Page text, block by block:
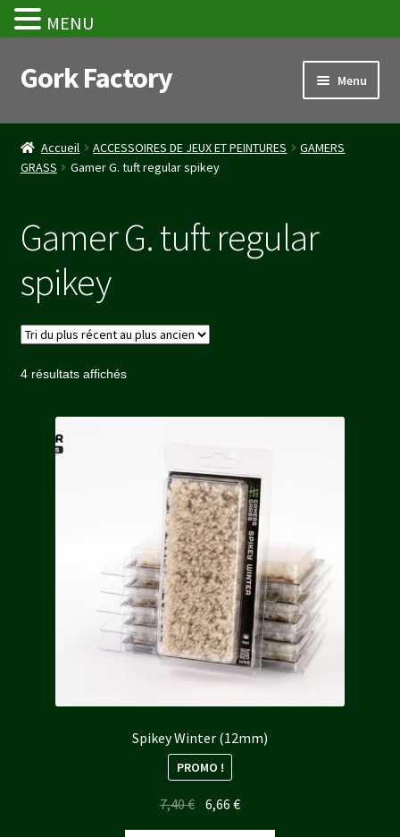
Aller
à
navigation
Aller
au
Gork Factory Menu
Accueil
CGV
Panier
Accueil ACCESSOIRES DE JEUX ET PEINTURES
GAMERS
GRASS
Gamer G. tuft regular spikey
Gamer G. tuft regular
spikey
4 résultats affichésTrié
Spikey Winter (12mm)
PROMO !
7,40€ Le
6,66€Le
MENU